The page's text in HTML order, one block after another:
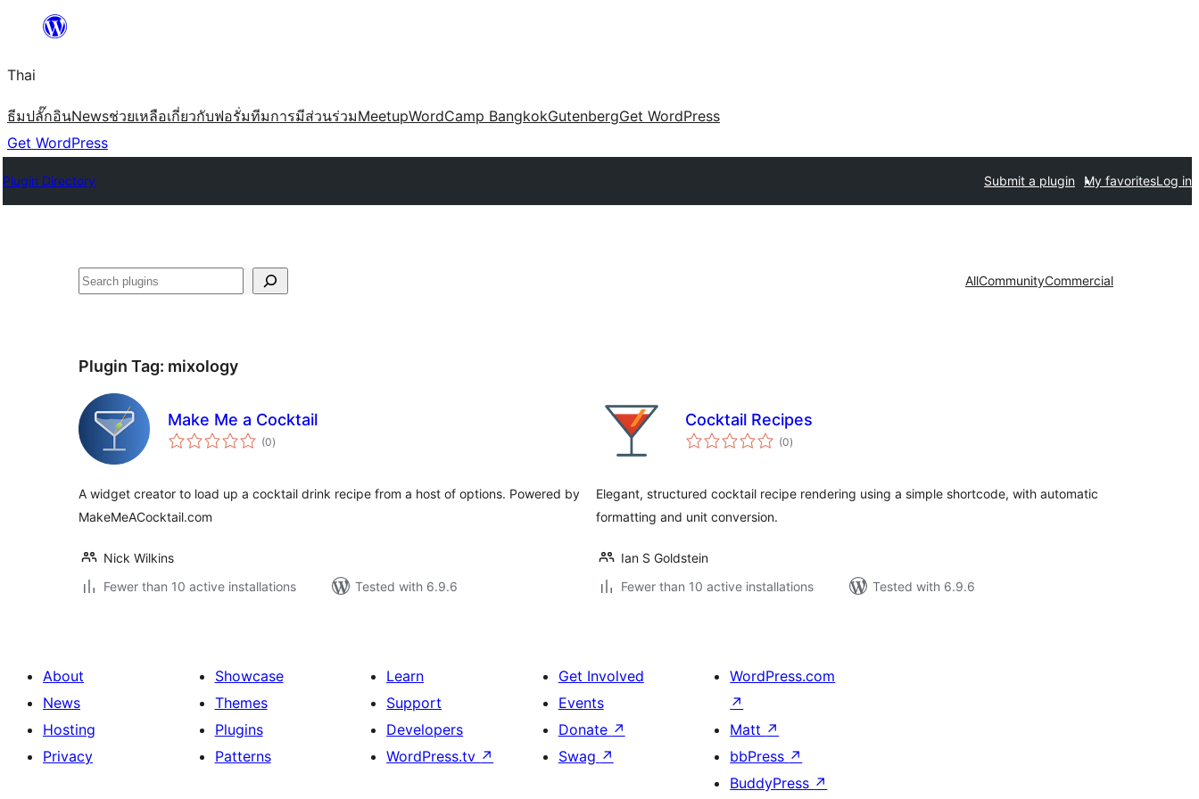
ยัง
เนื้อหา
Thai
ธีมปลั๊กอินNewsช่วยเหลือเกี่ยวกับฟอรั่มทีมการมีส่วนร่วมMeetupWordCamp BangkokGutenbergGet WordPress
Get WordPress
Plugin Directory Submit a plugin My favoritesLog in
ค้นหา AllCommunityCommercial
Plugin Tag: mixology
Make Me a Cocktail
(0total
ratings
)
A widget creator to load up a cocktail drink recipe from a host of options. Powered by
MakeMeACocktail.com
Nick Wilkins
Fewer than 10 active installations
Tested with 6.9.6
Cocktail Recipes
(0total
ratings
)
Elegant, structured cocktail recipe rendering using a simple shortcode, with automatic
formatting and unit conversion.
Ian S Goldstein
Fewer than 10 active installations
Tested with 6.9.6
About
News
Hosting
Privacy
Showcase
Themes
Plugins
Patterns
Learn
Support
Developers
WordPress.tv ↗
Get Involved
Events
Donate ↗
Swag ↗
WordPress.com
↗
Matt ↗
bbPress ↗
BuddyPress ↗